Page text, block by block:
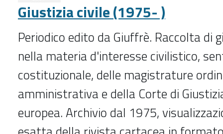
Giustizia civile (1975- )
Periodico edito da Giuffrè. Raccolta di
nella materia d'interesse civilistico,
costituzionale, delle magistrature
amministrativa e della Corte di
europea. Archivio dal 1975,